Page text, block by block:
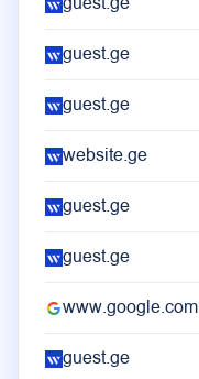
guest.ge
guest.ge
website.ge
guest.ge
guest.ge
www.google.com
guest.ge